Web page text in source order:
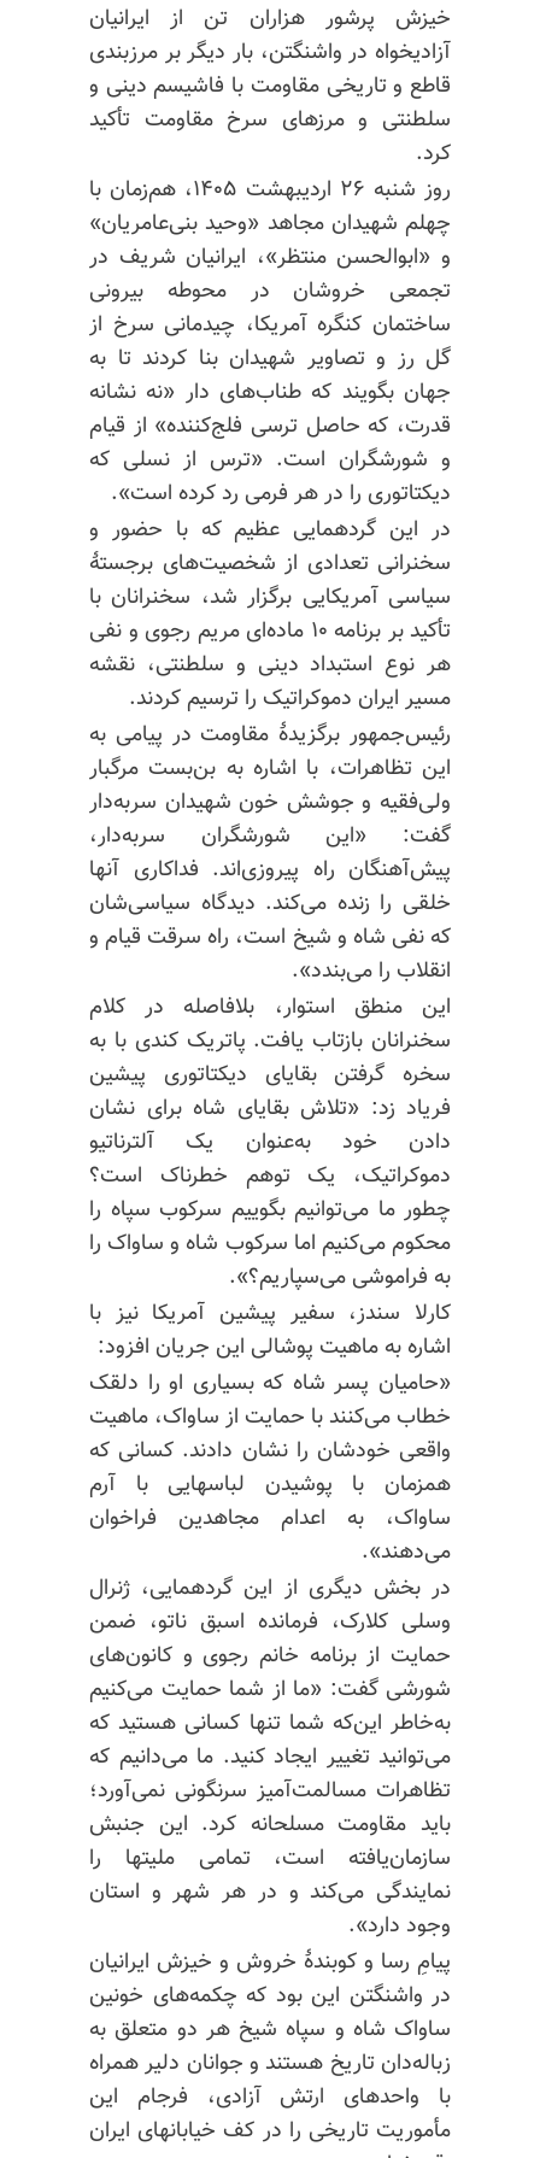
خیزش پرشور هزاران تن از ایرانیان
آزادیخواه در واشنگتن، بار دیگر بر مرزبندی
قاطع و تاریخی مقاومت با فاشیسم دینی و
سلطنتی و مرزهای سرخ مقاومت تأکید
کرد.
روز شنبه ۲۶ اردیبهشت ۱۴۰۵، هم‌زمان با
چهلم شهیدان مجاهد «وحید بنی‌عامریان»
و «ابوالحسن منتظر»، ایرانیان شریف در
تجمعی خروشان در محوطه بیرونی
ساختمان کنگره آمریکا، چیدمانی سرخ از
گل رز و تصاویر شهیدان بنا کردند تا به
جهان بگویند که طناب‌های دار «نه نشانه
قدرت، که حاصل ترسی فلج‌کننده» از قیام
و شورشگران است. «ترس از نسلی که
دیکتاتوری را در هر فرمی رد کرده است».
در این گردهمایی عظیم که با حضور و
سخنرانی تعدادی از شخصیت‌های برجستهٔ
سیاسی آمریکایی برگزار شد، سخنرانان با
تأکید بر برنامه ۱۰ ماده‌ای مریم رجوی و نفی
هر نوع استبداد دینی و سلطنتی، نقشه
مسیر ایران دموکراتیک را ترسیم کردند.
رئیس‌جمهور برگزیدهٔ مقاومت در پیامی به
این تظاهرات، با اشاره به بن‌بست مرگبار
ولی‌فقیه و جوشش خون شهیدان سربه‌دار
گفت: «این شورشگران سربه‌دار،
پیش‌آهنگان راه پیروزی‌اند. فداکاری آنها
خلقی را زنده می‌کند. دیدگاه سیاسی‌شان
که نفی شاه و شیخ است، راه سرقت قیام و
انقلاب را می‌بندد».
این منطق استوار، بلافاصله در کلام
سخنرانان بازتاب یافت. پاتریک کندی با به
سخره گرفتن بقایای دیکتاتوری پیشین
فریاد زد: «تلاش بقایای شاه برای نشان
دادن خود به‌عنوان یک آلترناتیو
دموکراتیک، یک توهم خطرناک است؟
چطور ما می‌توانیم بگوییم سرکوب سپاه را
محکوم می‌کنیم اما سرکوب شاه و ساواک را
به فراموشی می‌سپاریم؟».
کارلا سندز، سفیر پیشین آمریکا نیز با
اشاره به ماهیت پوشالی این جریان افزود:
«حامیان پسر شاه که بسیاری او را دلقک
خطاب می‌کنند با حمایت از ساواک، ماهیت
واقعی خودشان را نشان دادند. کسانی که
همزمان با پوشیدن لباسهایی با آرم
ساواک، به اعدام مجاهدین فراخوان
می‌دهند».
در بخش دیگری از این گردهمایی، ژنرال
وسلی کلارک، فرمانده اسبق ناتو، ضمن
حمایت از برنامه خانم رجوی و کانون‌های
شورشی گفت: «ما از شما حمایت می‌کنیم
به‌خاطر این‌که شما تنها کسانی هستید که
می‌توانید تغییر ایجاد کنید. ما می‌دانیم که
تظاهرات مسالمت‌آمیز سرنگونی نمی‌آورد؛
باید مقاومت مسلحانه کرد. این جنبش
سازمان‌یافته است، تمامی ملیتها را
نمایندگی می‌کند و در هر شهر و استان
وجود دارد».
پیامِ رسا و کوبندهٔ خروش و خیزش ایرانیان
در واشنگتن این بود که چکمه‌های خونین
ساواک شاه و سپاه شیخ هر دو متعلق به
زباله‌دان تاریخ هستند و جوانان دلیر همراه
با واحدهای ارتش آزادی، فرجام این
مأموریت تاریخی را در کف خیابانهای ایران